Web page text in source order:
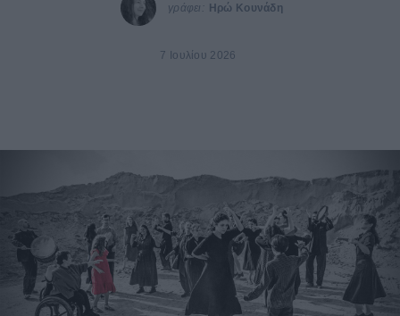
γράφει: Ηρώ Κουνάδη
7 Ιουλίου 2026